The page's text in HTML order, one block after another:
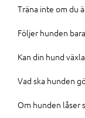
Träna inte om du
Följer hunden
Kan din hund
Vad ska hunden
Om hunden låser